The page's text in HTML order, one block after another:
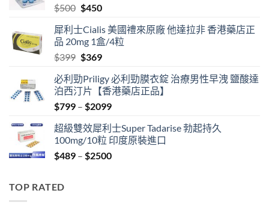
$500 Original
was:
$500.
$450Current
is:
$450.
犀利士Cialis 美國禮來原廠 他達拉非 香港藥店正
品 20mg 1盒/4粒
$399 Original
was:
$399.
$369Current
is:
$369.
必利勁Priligy 必利勁膜衣錠 治療男性早洩 鹽酸達
泊西汀片【香港藥店正品】
$799 – $2099Price
$799
through
$2099
超級雙效犀利士Super Tadarise 勃起持久
100mg/10粒 印度原裝進口
$489 – $2500Price
TOP RATED